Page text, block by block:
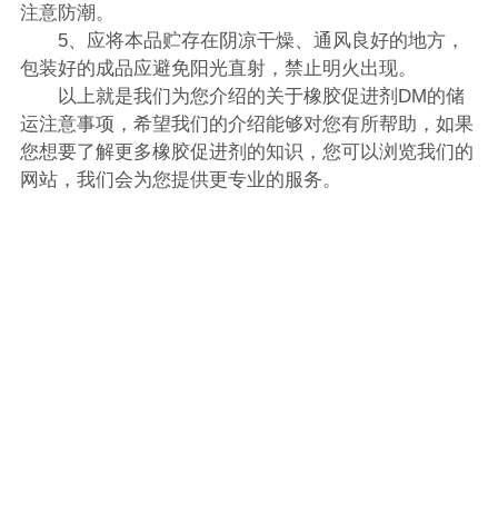
注意防潮。
5、应将本品贮存在阴凉干燥、通风良好的地方，
包装好的成品应避免阳光直射，禁止明火出现。
以上就是我们为您介绍的关于橡胶促进剂DM的储
运注意事项，希望我们的介绍能够对您有所帮助，如果
您想要了解更多橡胶促进剂的知识，您可以浏览我们的
网站，我们会为您提供更专业的服务。